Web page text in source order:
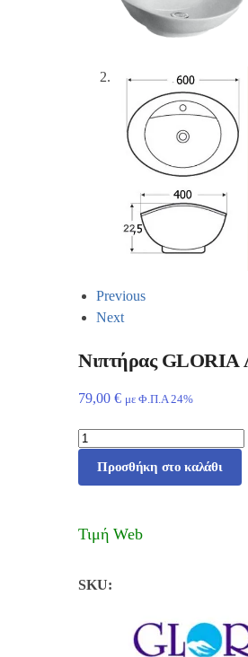
Previous
Next
Νιπτήρας GLORIA
79,00 € με Φ.Π.Α 24%
Προσθήκη στο καλάθι
Τιμή Web
SKU: